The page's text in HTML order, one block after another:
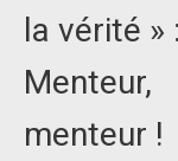
la vérité » :
Menteur,
menteur !